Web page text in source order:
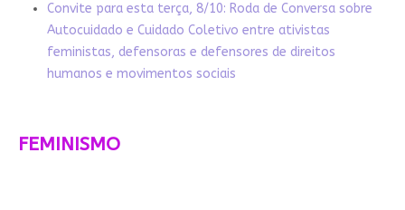
Convite para esta terça, 8/10: Roda de Conversa sobre
Autocuidado e Cuidado Coletivo entre ativistas
feministas, defensoras e defensores de direitos
humanos e movimentos sociais
FEMINISMO